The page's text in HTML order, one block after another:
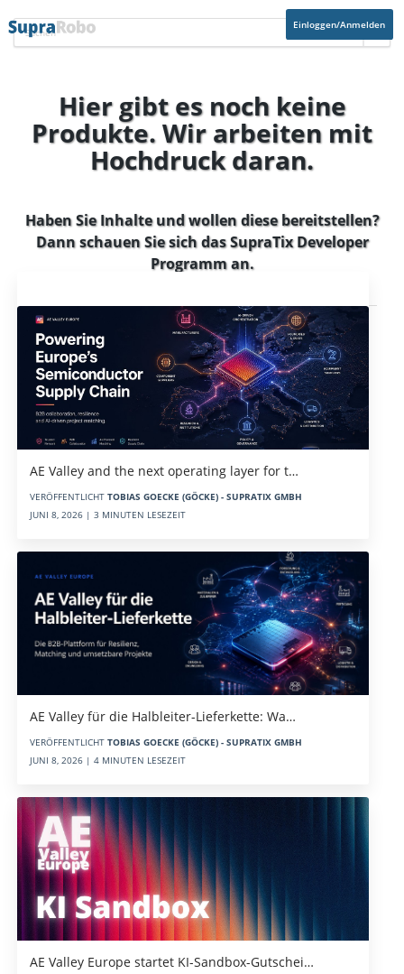
Einloggen/Anmelden
Hier gibt es noch keine
Produkte. Wir arbeiten mit
Hochdruck daran.
Haben Sie Inhalte und wollen diese bereitstellen?
Dann schauen Sie sich dasSupraTix Developer
Programman.
AE Valley and the next operating layer for t…
VERÖFFENTLICHT TOBIAS GOECKE (GÖCKE) - SUPRATIX GMBH
JUNI 8, 2026 | 3 MINUTEN LESEZEIT
AE Valley für die Halbleiter-Lieferkette: Wa…
VERÖFFENTLICHT TOBIAS GOECKE (GÖCKE) - SUPRATIX GMBH
JUNI 8, 2026 | 4 MINUTEN LESEZEIT
AE Valley Europe startet KI-Sandbox-Gutschei…